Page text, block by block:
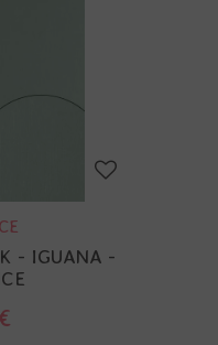
- IGUANA -